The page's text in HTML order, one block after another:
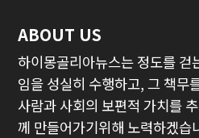
ABOUT US
하이몽골리아뉴스는 정도를 걷
임을 성실히 수행하고, 그 책무
사람과 사회의 보편적 가치를
께 만들어가기위해 노력하겠습